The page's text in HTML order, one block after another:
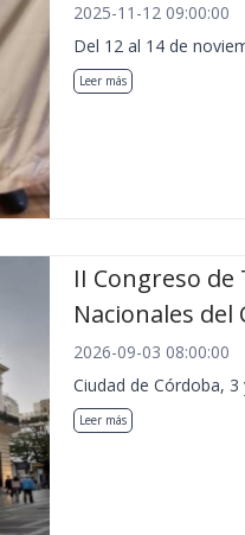
2025-11-12 09:00:00
Del 12 al 14 de
Leer más
II Congreso
Nacionales del
2026-09-03 08:00:00
Ciudad de Córdoba,
Leer más